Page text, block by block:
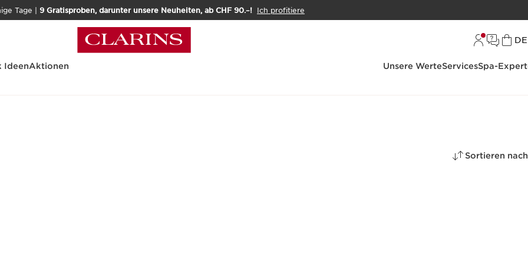
Tage | 9 Gratisproben, darunter unsere Neuheiten, ab CHF 90.–! Ich profitiere
DE
IdeenAktionen Unsere WerteServicesSpa-
Sortieren nach